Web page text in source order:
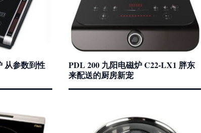
从参数到性
PDL 200 九阳电磁炉 C22-LX1 胖东
来配送的厨房新宠